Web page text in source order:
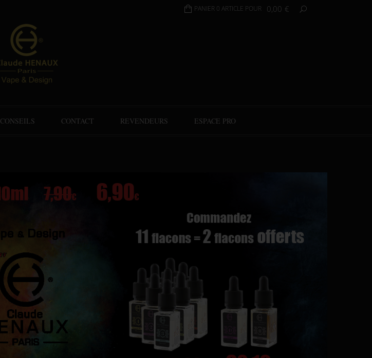
PANIER 0 ARTICLE POUR 0,00 €
CONSEILS CONTACT REVENDEURS ESPACE PRO